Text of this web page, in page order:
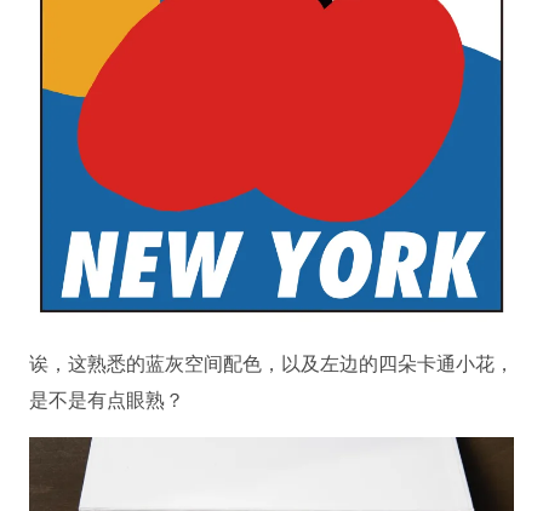
诶，这熟悉的蓝灰空间配色，以及左边的四朵卡通小花，
是不是有点眼熟？